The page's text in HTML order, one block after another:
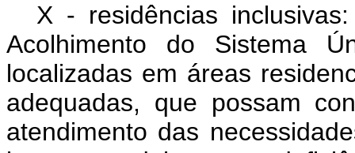
X - residências
Acolhimento do Sistema
localizadas em áreas
adequadas, que possam
atendimento das